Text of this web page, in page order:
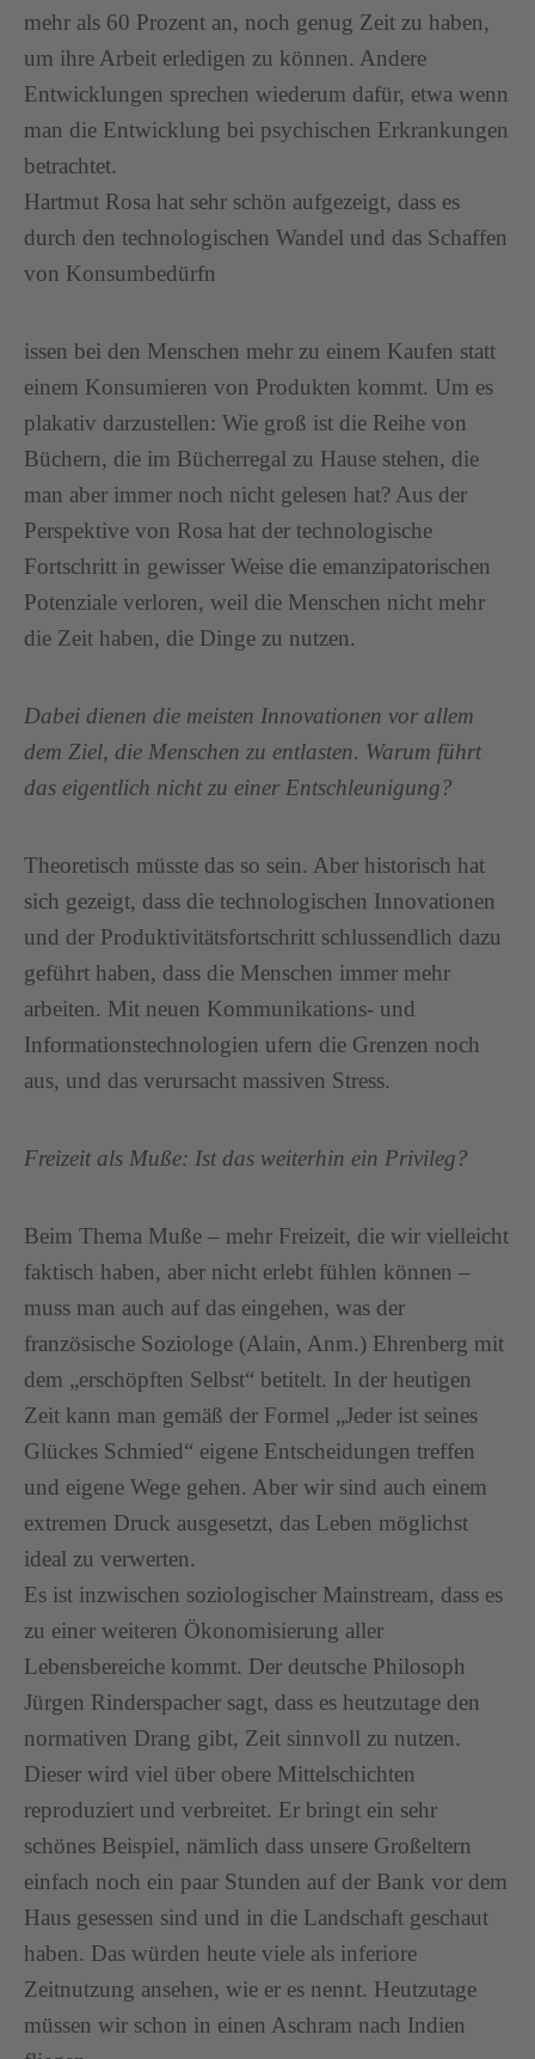
mehr als 60 Prozent an, noch genug Zeit zu haben,
um ihre Arbeit erledigen zu können. Andere
Entwicklungen sprechen wiederum dafür, etwa wenn
man die Entwicklung bei psychischen Erkrankungen
betrachtet.
Hartmut Rosa hat sehr schön aufgezeigt, dass es
durch den technologischen Wandel und das Schaffen
von Konsumbedürfn
issen bei den Menschen mehr zu einem Kaufen statt
einem Konsumieren von Produkten kommt. Um es
plakativ darzustellen: Wie groß ist die Reihe von
Büchern, die im Bücherregal zu Hause stehen, die
man aber immer noch nicht gelesen hat? Aus der
Perspektive von Rosa hat der technologische
Fortschritt in gewisser Weise die emanzipatorischen
Potenziale verloren, weil die Menschen nicht mehr
die Zeit haben, die Dinge zu nutzen.
Dabei dienen die meisten Innovationen vor allem
dem Ziel, die Menschen zu entlasten. Warum führt
das eigentlich nicht zu einer Entschleunigung?
Theoretisch müsste das so sein. Aber historisch hat
sich gezeigt, dass die technologischen Innovationen
und der Produktivitätsfortschritt schlussendlich dazu
geführt haben, dass die Menschen immer mehr
arbeiten. Mit neuen Kommunikations- und
Informationstechnologien ufern die Grenzen noch
aus, und das verursacht massiven Stress.
Freizeit als Muße: Ist das weiterhin ein Privileg?
Beim Thema Muße – mehr Freizeit, die wir vielleicht
faktisch haben, aber nicht erlebt fühlen können –
muss man auch auf das eingehen, was der
französische Soziologe (Alain, Anm.) Ehrenberg mit
dem „erschöpften Selbst“ betitelt. In der heutigen
Zeit kann man gemäß der Formel „Jeder ist seines
Glückes Schmied“ eigene Entscheidungen treffen
und eigene Wege gehen. Aber wir sind auch einem
extremen Druck ausgesetzt, das Leben möglichst
ideal zu verwerten.
Es ist inzwischen soziologischer Mainstream, dass es
zu einer weiteren Ökonomisierung aller
Lebensbereiche kommt. Der deutsche Philosoph
Jürgen Rinderspacher sagt, dass es heutzutage den
normativen Drang gibt, Zeit sinnvoll zu nutzen.
Dieser wird viel über obere Mittelschichten
reproduziert und verbreitet. Er bringt ein sehr
schönes Beispiel, nämlich dass unsere Großeltern
einfach noch ein paar Stunden auf der Bank vor dem
Haus gesessen sind und in die Landschaft geschaut
haben. Das würden heute viele als inferiore
Zeitnutzung ansehen, wie er es nennt. Heutzutage
müssen wir schon in einen Aschram nach Indien